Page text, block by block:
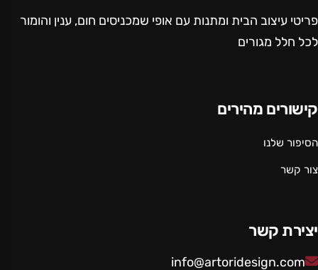
פריטי עיצוב הבית ומתנות עם אופי שמכניסים חום, ענין והומור
לכל חלל מגורים
קישורים מהירים
הסיפור שלנו
צור קשר
יצירת קשר
info@artoridesign.com